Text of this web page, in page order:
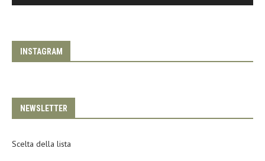
INSTAGRAM
NEWSLETTER
Scelta della lista